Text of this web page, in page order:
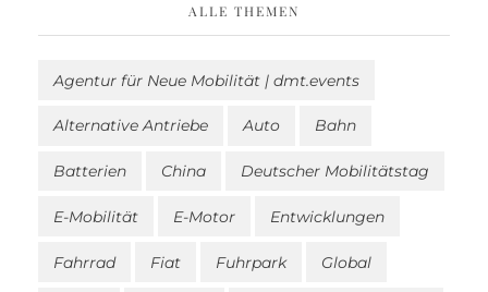
ALLE THEMEN
Agentur für Neue Mobilität | dmt.events
Alternative Antriebe Auto Bahn
Batterien China Deutscher Mobilitätstag
E-Mobilität E-Motor Entwicklungen
Fahrrad Fiat Fuhrpark Global